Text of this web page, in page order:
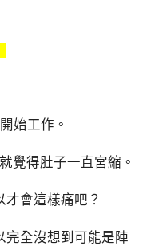
始工作。
覺得肚子一直宮縮。
會這樣痛吧？
完全沒想到可能是陣